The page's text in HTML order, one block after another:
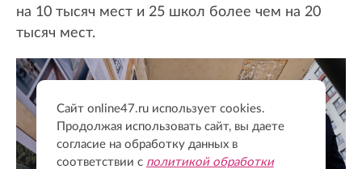
на 10 тысяч мест и 25 школ более чем на 20
тысяч мест.
Сайт online47.ru использует cookies.
Продолжая использовать сайт, вы даете
согласие на обработку данных в
соответствии с политикой обработки